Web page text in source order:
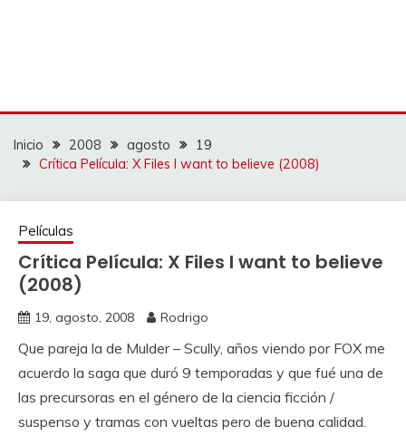
Inicio 2008 agosto
19
Crítica Película: X Files I want to believe (2008)
Películas
Crítica Película: X Files I want to believe
(2008)
19, agosto, 2008 Rodrigo
Que pareja la de Mulder – Scully, años viendo por FOX me
acuerdo la saga que duró 9 temporadas y que fué una de
las precursoras en el género de la ciencia ficción /
suspenso y tramas con vueltas pero de buena calidad.